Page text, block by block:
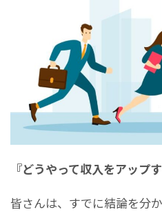
『どうやって収入をアップ
皆さんは、すでに結論を分